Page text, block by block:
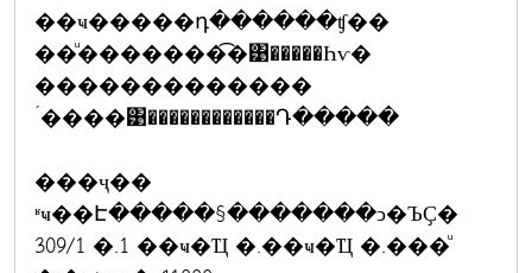
��ҹ�����դ������ʧ��
��ͧ�������͡�͹�����Һѵ�
�������������
´����͹������������Դ�����
���ҷ��
ʶҹ��Է�����§�������ͻ�ЪҪ�
309/1 �.1 ��ҹ�Ҵ �.��ҹ�Ҵ �.���ͧ